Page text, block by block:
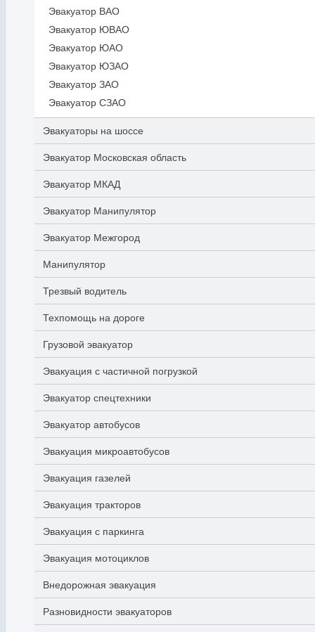
Эвакуатор ВАО
Эвакуатор ЮВАО
Эвакуатор ЮАО
Эвакуатор ЮЗАО
Эвакуатор ЗАО
Эвакуатор СЗАО
Эвакуаторы на шоссе
Эвакуатор Московская область
Эвакуатор МКАД
Эвакуатор Манипулятор
Эвакуатор Межгород
Манипулятор
Трезвый водитель
Техпомощь на дороге
Грузовой эвакуатор
Эвакуация с частичной погрузкой
Эвакуатор спецтехники
Эвакуатор автобусов
Эвакуация микроавтобусов
Эвакуация газелей
Эвакуация тракторов
Эвакуация с паркинга
Эвакуация мотоциклов
Внедорожная эвакуация
Разновидности эвакуаторов